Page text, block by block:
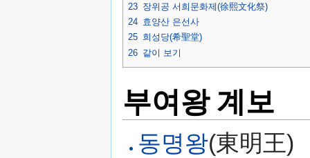
23 장위공 서희문화제(徐熙文化祭)
24 효양산 은선사
25 희성당(希聖堂)
26 같이 보기
부여왕 계보
동명왕(東明王)